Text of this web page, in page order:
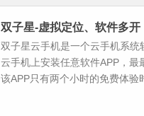
双子星-虚拟定位、软件多开
双子星云手机是一个云手机系
云手机上安装任意软件APP，最
该APP只有两个小时的免费体验